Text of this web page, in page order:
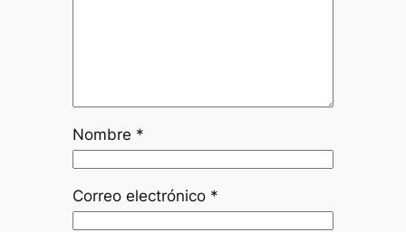
Nombre *
Correo electrónico *